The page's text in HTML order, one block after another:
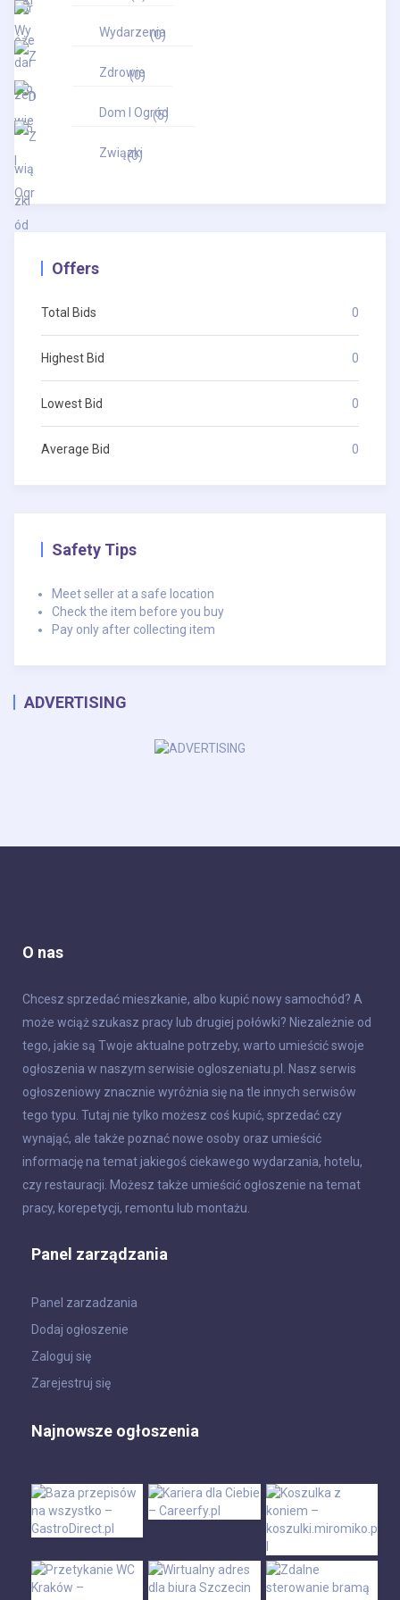
Wydarzenia
(0)
Zdrowie
(0)
Dom I Ogród
(5)
Związki
(0)
Offers
Total Bids 0
Highest Bid 0
Lowest Bid 0
Average Bid 0
Safety Tips
Meet seller at a safe location
Check the item before you buy
Pay only after collecting item
ADVERTISING
O nas
Chcesz sprzedać mieszkanie, albo kupić nowy samochód? A
może wciąż szukasz pracy lub drugiej połówki? Niezależnie od
tego, jakie są Twoje aktualne potrzeby, warto umieścić swoje
ogłoszenia w naszym serwisie ogloszeniatu.pl. Nasz serwis
ogłoszeniowy znacznie wyróżnia się na tle innych serwisów
tego typu. Tutaj nie tylko możesz coś kupić, sprzedać czy
wynająć, ale także poznać nowe osoby oraz umieścić
informację na temat jakiegoś ciekawego wydarzania, hotelu,
czy restauracji. Możesz także umieścić ogłoszenie na temat
pracy, korepetycji, remontu lub montażu.
Panel zarządzania
Panel zarzadzania
Dodaj ogłoszenie
Zaloguj się
Zarejestruj się
Najnowsze ogłoszenia